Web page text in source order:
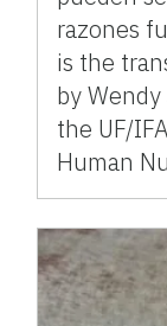
razones
is the
by
the UF/
Human